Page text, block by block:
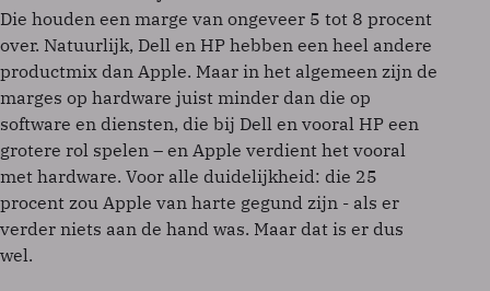
Die houden een marge van ongeveer 5 tot 8 procent
over. Natuurlijk, Dell en HP hebben een heel andere
productmix dan Apple. Maar in het algemeen zijn de
marges op hardware juist minder dan die op
software en diensten, die bij Dell en vooral HP een
grotere rol spelen – en Apple verdient het vooral
met hardware. Voor alle duidelijkheid: die 25
procent zou Apple van harte gegund zijn - als er
verder niets aan de hand was. Maar dat is er dus
wel.